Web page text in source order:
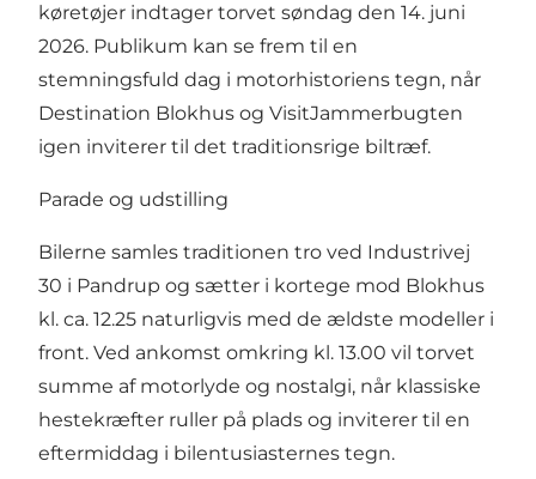
køretøjer indtager torvet søndag den 14. juni
2026. Publikum kan se frem til en
stemningsfuld dag i motorhistoriens tegn, når
Destination Blokhus og VisitJammerbugten
igen inviterer til det traditionsrige biltræf.
Parade og udstilling
Bilerne samles traditionen tro ved Industrivej
30 i Pandrup og sætter i kortege mod Blokhus
kl. ca. 12.25 naturligvis med de ældste modeller i
front. Ved ankomst omkring kl. 13.00 vil torvet
summe af motorlyde og nostalgi, når klassiske
hestekræfter ruller på plads og inviterer til en
eftermiddag i bilentusiasternes tegn.